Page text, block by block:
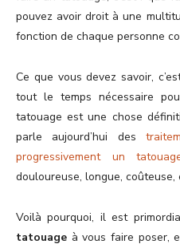
pouvez avoir droit à une
fonction de chaque personne
Ce que vous devez savoir,
tout le temps nécessaire
tatouage est une chose
parle aujourd’hui des
progressivement un
douloureuse, longue, coûteuse,
Voilà pourquoi, il est
tatouage à vous faire poser,